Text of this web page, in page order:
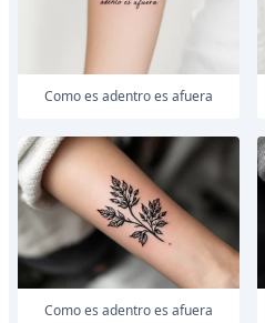
como es adentro es afuera
como es adentro es afuera